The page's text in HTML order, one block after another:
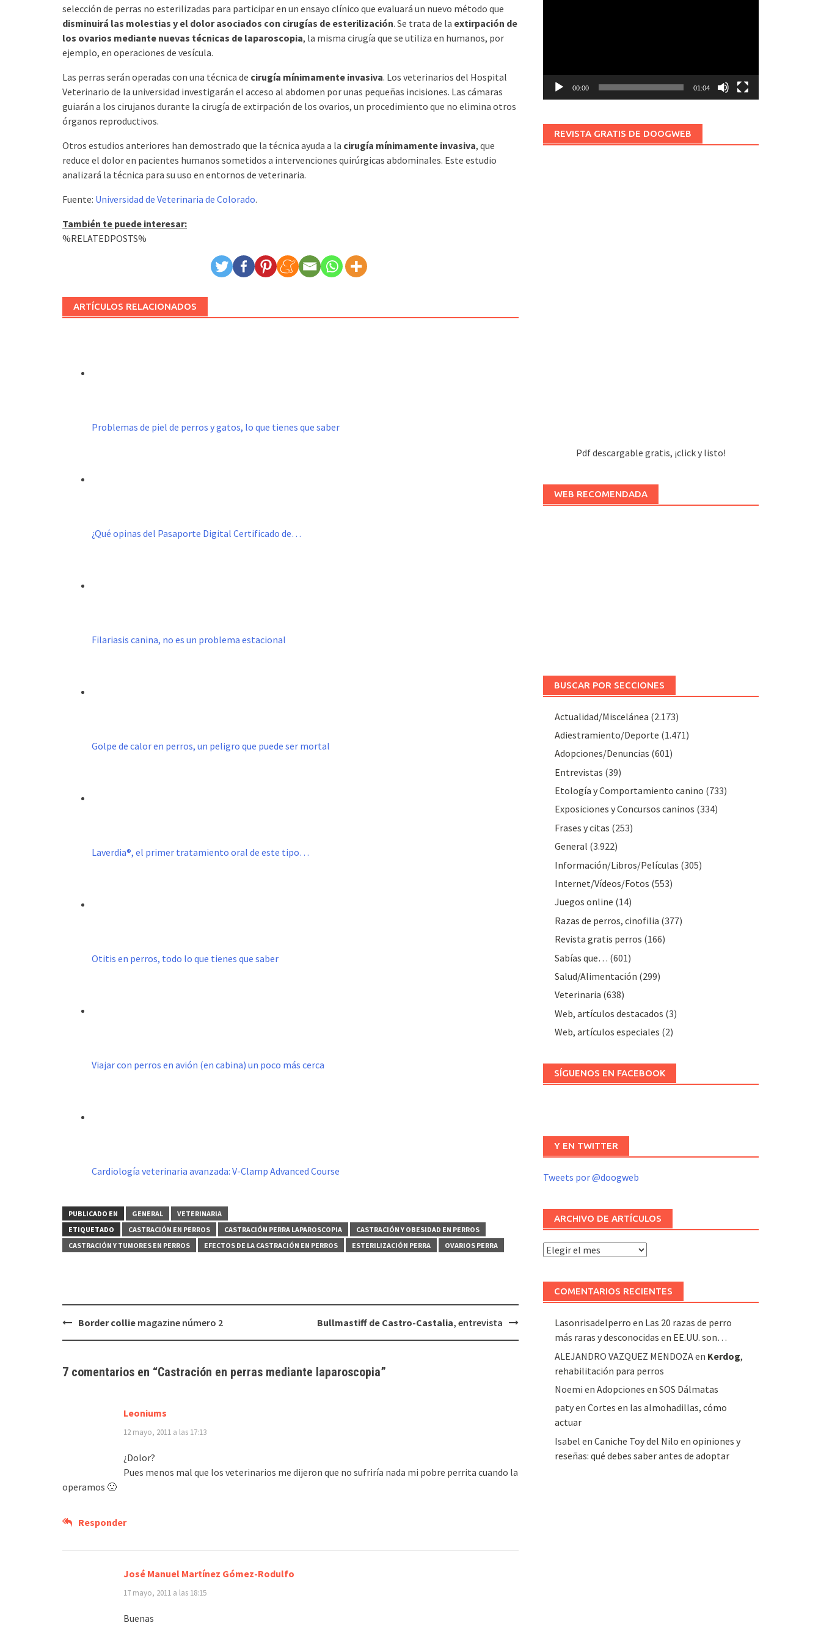
selección de perras no esterilizadas para participar en un ensayo clínico que evaluará un nuevo método que
disminuirá las molestias y el dolor asociados con cirugías de esterilización. Se trata de la extirpación de
los ovarios mediante nuevas técnicas de laparoscopia, la misma cirugía que se utiliza en humanos, por
ejemplo, en operaciones de vesícula.
Las perras serán operadas con una técnica de cirugía mínimamente invasiva. Los veterinarios del Hospital
Veterinario de la universidad investigarán el acceso al abdomen por unas pequeñas incisiones. Las cámaras
guiarán a los cirujanos durante la cirugía de extirpación de los ovarios, un procedimiento que no elimina otros
órganos reproductivos.
Otros estudios anteriores han demostrado que la técnica ayuda a la cirugía mínimamente invasiva, que
reduce el dolor en pacientes humanos sometidos a intervenciones quirúrgicas abdominales. Este estudio
analizará la técnica para su uso en entornos de veterinaria.
Fuente: Universidad de Veterinaria de Colorado.
También te puede interesar:
%RELATEDPOSTS%
ARTÍCULOS RELACIONADOS
Problemas de piel de perros y gatos, lo que tienes que saber
¿Qué opinas del Pasaporte Digital Certificado de…
Filariasis canina, no es un problema estacional
Golpe de calor en perros, un peligro que puede ser mortal
Laverdia®, el primer tratamiento oral de este tipo…
Otitis en perros, todo lo que tienes que saber
Viajar con perros en avión (en cabina) un poco más cerca
Cardiología veterinaria avanzada: V-Clamp Advanced Course
PUBLICADO EN GENERAL
VETERINARIA
ETIQUETADO
CASTRACIÓN EN PERROS CASTRACIÓN PERRA LAPAROSCOPIA
CASTRACIÓN Y OBESIDAD EN PERROS
CASTRACIÓN Y TUMORES EN PERROS
EFECTOS DE LA CASTRACIÓN EN PERROS ESTERILIZACIÓN PERRA OVARIOS PERRA
Navegación
de
Border collie magazine número 2 Bullmastiff de Castro-Castalia, entrevista
7 comentarios en “Castración en perras mediante laparoscopia”
Leoniums
12 mayo, 2011 a las 17:13
¿Dolor?
Pues menos mal que los veterinarios me dijeron que no sufriría nada mi pobre perrita cuando la
operamos 🙁
Responder
José Manuel Martínez Gómez-Rodulfo
17 mayo, 2011 a las 18:15
Buenas
00:00 01:04
REVISTA GRATIS DE DOOGWEB
Pdf descargable gratis, ¡click y listo!
WEB RECOMENDADA
BUSCAR POR SECCIONES
Actualidad/Miscelánea (2.173)
Adiestramiento/Deporte (1.471)
Adopciones/Denuncias (601)
Entrevistas (39)
Etología y Comportamiento canino (733)
Exposiciones y Concursos caninos (334)
Frases y citas (253)
General (3.922)
Información/Libros/Películas (305)
Internet/Vídeos/Fotos (553)
Juegos online (14)
Razas de perros, cinofilia (377)
Revista gratis perros (166)
Sabías que… (601)
Salud/Alimentación (299)
Veterinaria (638)
Web, artículos destacados (3)
Web, artículos especiales (2)
SÍGUENOS EN FACEBOOK
Y EN TWITTER
Tweets por @doogweb
ARCHIVO DE ARTÍCULOS
Archivo
artículos
COMENTARIOS RECIENTES
Lasonrisadelperro en Las 20 razas de perro
más raras y desconocidas en EE.UU. son…
ALEJANDRO VAZQUEZ MENDOZAen Kerdog,
rehabilitación para perros
Noemi en Adopciones en SOS Dálmatas
patyen Cortes en las almohadillas, cómo
actuar
Isabel en Caniche Toy del Nilo en opiniones y
reseñas: qué debes saber antes de adoptar